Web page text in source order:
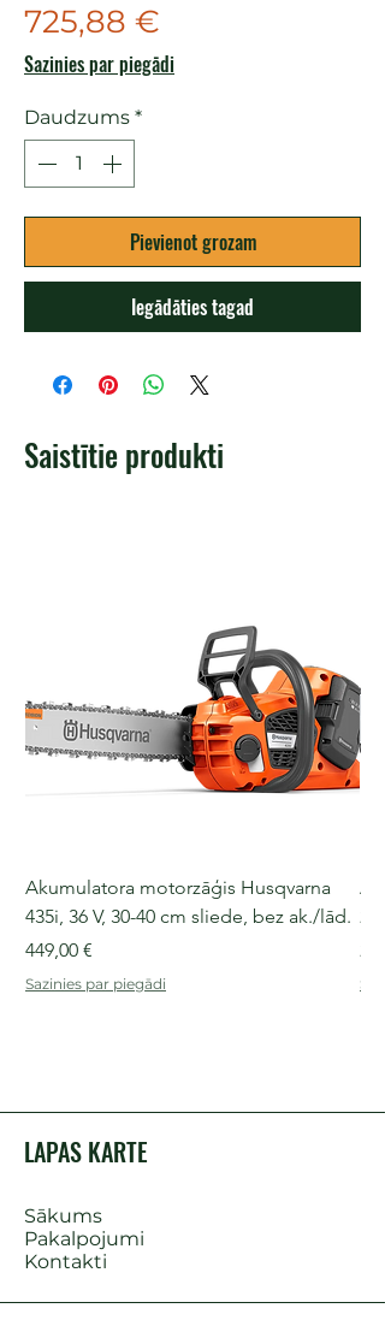
725,88 €
Sazinies par piegādi
Daudzums *
Pievienot grozam
Iegādāties tagad
Saistītie produkti
Akumulatora motorzāģis Husqvarna
435i, 36 V, 30-40 cm sliede, bez ak./lād.
Cena
449,00 €
Sazinies par piegādi
LAPAS KARTE
Sākums
Pakalpojumi
Kontakti